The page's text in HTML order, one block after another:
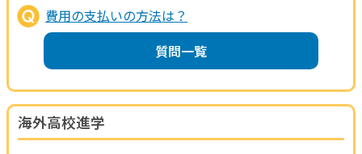
費用の支払いの方法は？
質問一覧
海外高校進学